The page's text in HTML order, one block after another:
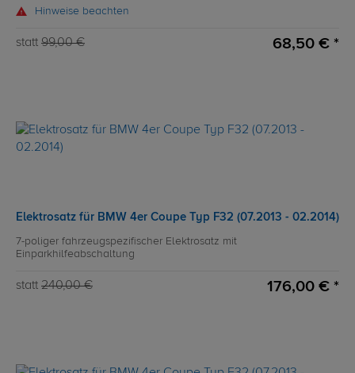
Hinweise beachten
statt 99,00 € 68,50 € *
Elektrosatz für BMW 4er Coupe Typ F32 (07.2013 - 02.2014)
7-poliger fahrzeugspezifischer Elektrosatz mit
Einparkhilfeabschaltung
statt 240,00 € 176,00 € *